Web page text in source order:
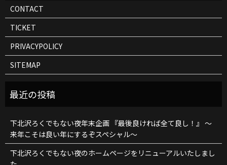
CONTACT
TICKET
PRIVACYPOLICY
SITEMAP
下北沢ろくでもない夜年末企画 『最後良ければ全て良し！』 ～
来年こそは良い年にするぞスペシャル～
下北沢ろくでもない夜のホームページをリニューアルいたしまし